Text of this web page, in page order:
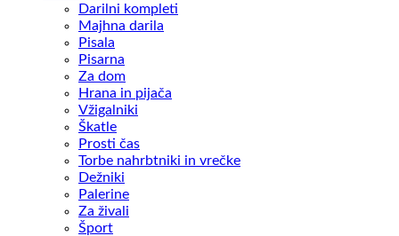
Darilni kompleti
Majhna darila
Pisala
Pisarna
Za dom
Hrana in pijača
Vžigalniki
Škatle
Prosti čas
Torbe nahrbtniki in vrečke
Dežniki
Palerine
Za živali
Šport